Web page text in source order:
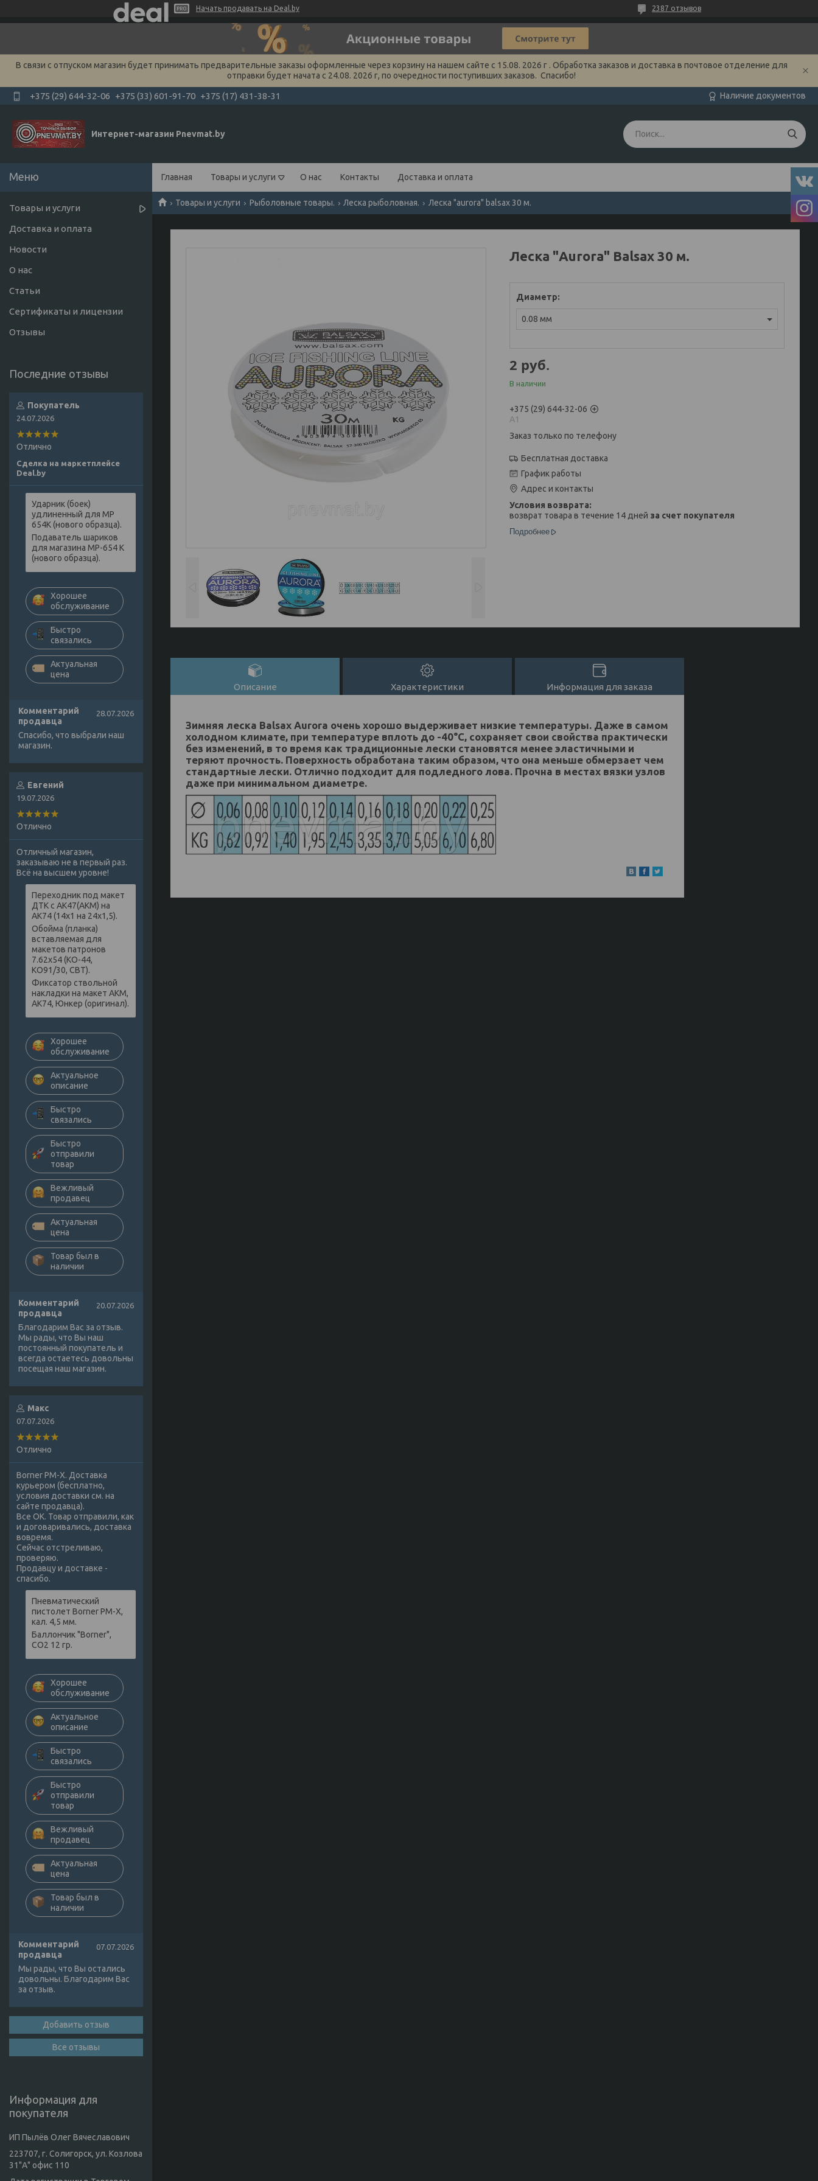
Начать продавать на Deal.by 2387 отзывов
В связи с отпуском магазин будет принимать предварительные заказы оформленные через корзину на нашем сайте с 15.08. 2026 г . Обработка заказов и доставка в почтовое отделение для
отправки будет начата с 24.08. 2026 г, по очередности поступивших заказов. Спасибо!
+375 (29) 644-32-06 +375 (33) 601-91-70 +375 (17) 431-38-31 Наличие документов
Интернет-магазин Pnevmat.by
Главная Товары и услуги О нас Контакты Доставка и оплата
Товары и услуги Рыболовные товары. Леска рыболовная. Леска "aurora" balsax 30 м.
Леска "Aurora" Balsax 30 м.
Диаметр:
0.08 мм
2 руб.
В наличии
+375 (29) 644-32-06
А1
Заказ только по телефону
Бесплатная доставка
График работы
Адрес и контакты
возврат товара в течение 14 дней за счет покупателя
Подробнее
Описание Характеристики Информация для заказа
Зимняя леска Balsax Aurora очень хорошо выдерживает низкие температуры. Даже в самом
холодном климате, при температуре вплоть до -40°C, сохраняет свои свойства практически
без изменений, в то время как традиционные лески становятся менее эластичными и
теряют прочность. Поверхность обработана таким образом, что она меньше обмерзает чем
стандартные лески. Отлично подходит для подледного лова. Прочна в местах вязки узлов
даже при минимальном диаметре.
Товары и услуги
Доставка и оплата
Новости
О нас
Статьи
Сертификаты и лицензии
Отзывы
Покупатель
24.07.2026
Отлично
Сделка на маркетплейсе
Deal.by
Ударник (боек)
удлиненный для МР
654К (нового образца).
Подаватель шариков
для магазина МР-654 К
(нового образца).
Хорошее
обслуживание
Быстро
связались
Актуальная
цена
Комментарий
продавца
28.07.2026
Спасибо, что выбрали наш
магазин.
Евгений
19.07.2026
Отлично
Отличный магазин,
заказываю не в первый раз.
Всё на высшем уровне!
Переходник под макет
ДТК с АК47(АКМ) на
АК74 (14х1 на 24х1,5).
Обойма (планка)
вставляемая для
макетов патронов
7.62х54 (КО-44,
КО91/30, СВТ).
Фиксатор ствольной
накладки на макет АКМ,
АК74, Юнкер (оригинал).
Хорошее
обслуживание
Актуальное
описание
Быстро
связались
Быстро
отправили
товар
Вежливый
продавец
Актуальная
цена
Товар был в
наличии
Комментарий
продавца
20.07.2026
Благодарим Вас за отзыв.
Мы рады, что Вы наш
постоянный покупатель и
всегда остаетесь довольны
посещая наш магазин.
Макс
07.07.2026
Отлично
Borner PM-X. Доставка
курьером (бесплатно,
условия доставки см. на
сайте продавца).
Все ОК. Товар отправили, как
и договаривались, доставка
вовремя.
Сейчас отстреливаю,
проверяю.
Продавцу и доставке -
спасибо.
Пневматический
пистолет Borner PM-X,
кал. 4,5 мм.
Баллончик "Borner",
СО2 12 гр.
Хорошее
обслуживание
Актуальное
описание
Быстро
связались
Быстро
отправили
товар
Вежливый
продавец
Актуальная
цена
Товар был в
наличии
Комментарий
продавца
07.07.2026
Мы рады, что Вы остались
довольны. Благодарим Вас
за отзыв.
Добавить отзыв
Все отзывы
Информация для
покупателя
ИП Пылёв Олег Вячеславович
223707, г. Солигорск, ул. Козлова
31"А" офис 110